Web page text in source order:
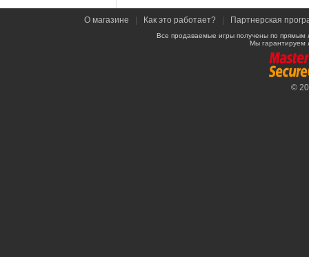
О магазине Как это работает? Партнерская
Все продаваемые игры получены по
Мы гарантируем
©